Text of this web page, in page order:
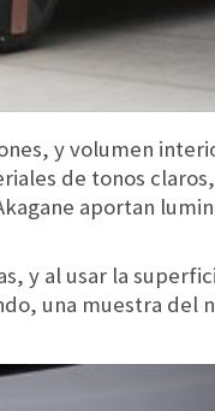
y volumen
de tonos
aportan
y al usar la
una muestra del